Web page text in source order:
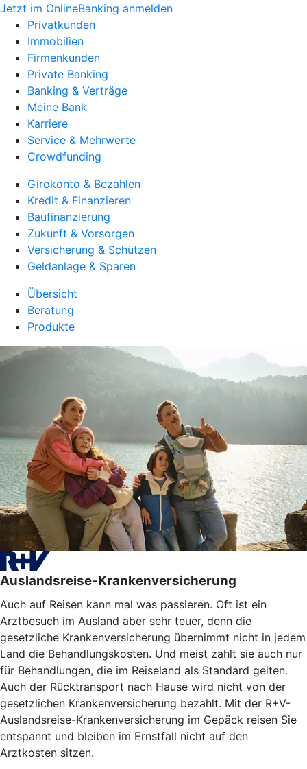
Jetzt im OnlineBanking anmelden
Privatkunden
Immobilien
Firmenkunden
Private Banking
Banking & Verträge
Meine Bank
Karriere
Service & Mehrwerte
Crowdfunding
Girokonto & Bezahlen
Kredit & Finanzieren
Baufinanzierung
Zukunft & Vorsorgen
Versicherung & Schützen
Geldanlage & Sparen
Übersicht
Beratung
Produkte
Auslandsreise-Krankenversicherung
Auch auf Reisen kann mal was passieren. Oft ist ein
Arztbesuch im Ausland aber sehr teuer, denn die
gesetzliche Krankenversicherung übernimmt nicht in jedem
Land die Behandlungskosten. Und meist zahlt sie auch nur
für Behandlungen, die im Reiseland als Standard gelten.
Auch der Rücktransport nach Hause wird nicht von der
gesetzlichen Krankenversicherung bezahlt. Mit der R+V-
Auslandsreise-Krankenversicherung im Gepäck reisen Sie
entspannt und bleiben im Ernstfall nicht auf den
Arztkosten sitzen.